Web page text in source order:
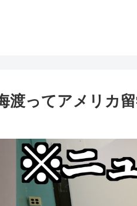
渡ってアメリカ